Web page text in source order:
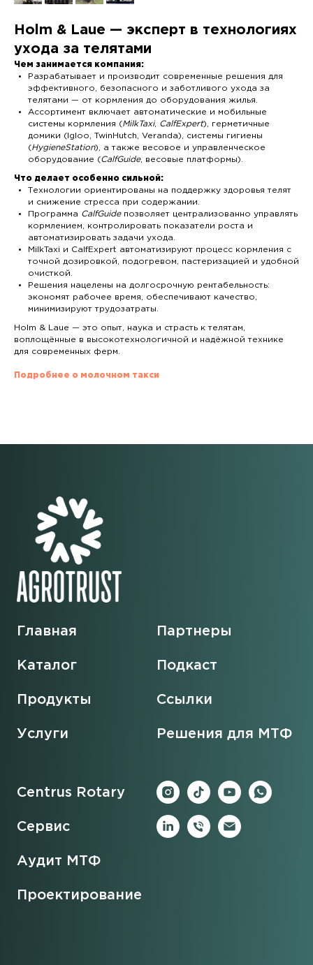
Holm & Laue — эксперт в технологиях
ухода за телятами
Чем занимается компания:
Разрабатывает и производит современные решения для
эффективного, безопасного и заботливого ухода за
телятами — от кормления до оборудования жилья.
Ассортимент включает автоматические и мобильные
системы кормления (MilkTaxi, CalfExpert), герметичные
домики (Igloo, TwinHutch, Veranda), системы гигиены
(HygieneStation), а также весовое и управленческое
оборудование (CalfGuide, весовые платформы).
Что делает особенно сильной:
Технологии ориентированы на поддержку здоровья телят
и снижение стресса при содержании.
Программа CalfGuideпозволяет централизованно управлять
кормлением, контролировать показатели роста и
автоматизировать задачи ухода.
MilkTaxi и CalfExpert автоматизируют процесс кормления с
точной дозировкой, подогревом, пастеризацией и удобной
очисткой.
Решения нацелены на долгосрочную рентабельность:
экономят рабочее время, обеспечивают качество,
минимизируют трудозатраты.
Holm & Laue — это опыт, наука и страсть к телятам,
воплощённые в высокотехнологичной и надёжной технике
для современных ферм.
Подробнее о молочном такси
Главная
Каталог
Продукты
Услуги
Партнеры
Подкаст
Ссылки
Решения для МТФ
Centrus Rotary
Сервис
Аудит МТФ
Проектирование